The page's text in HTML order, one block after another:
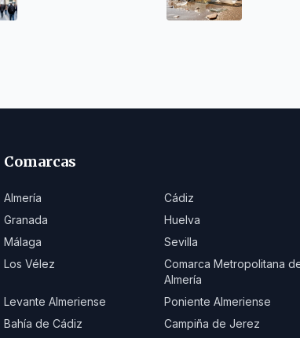
Comarcas
Almería Cádiz
Granada
Huelva
Málaga
Sevilla
Los Vélez
Comarca Metropolitana
Almería
Levante Almeriense Poniente Almeriense
Bahía de Cádiz
Campiña de Jerez